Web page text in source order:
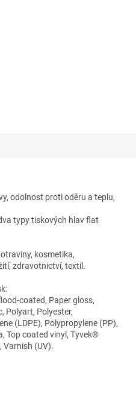
odolnost proti oděru a teplu,
typy tiskových hlav flat
kosmetika,
zdravotnictví, textil.
coated, Paper gloss,
Polyart, Polyester,
(LDPE), Polypropylene (PP),
Top coated vinyl, Tyvek®
Varnish (UV).